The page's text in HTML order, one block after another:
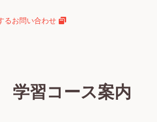
るお問い合わせ
学習コース案内